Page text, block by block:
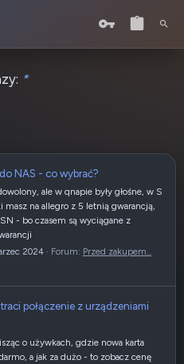
*
NAS - co wybrać?
ale w qnapie były głośne, w S
masz na allegro z 5 letnią gwarancją,
- bo czasem są wyciągane z
2024 Forum: Przed zakupem...
połączenie z urządzeniami
o używkach, gdzie nowa karta
a jak za dużo - to zobacz cenę